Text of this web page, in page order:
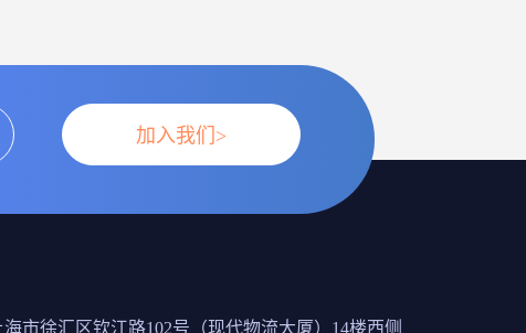
加入我们>
市徐汇区钦江路102号（现代物流大厦）14楼西侧